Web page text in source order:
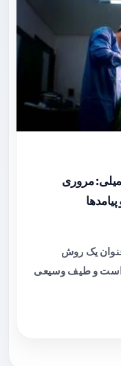
مروری
یک روش
است و طیف وسیعی